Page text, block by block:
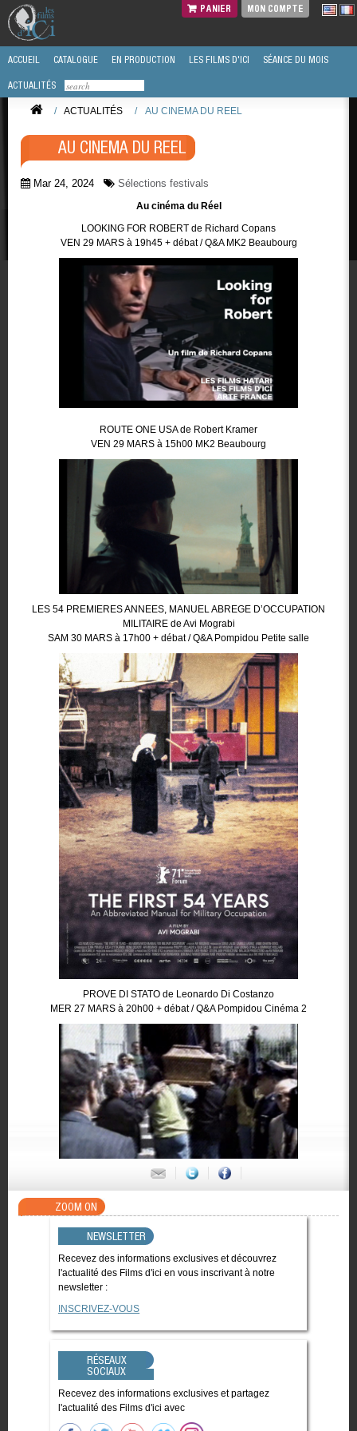
PANIER MON COMPTE
ACCUEIL CATALOGUE EN PRODUCTION LES FILMS D'ICI SÉANCE DU MOIS
ACTUALITÉS
/ ACTUALITÉS / AU CINEMA DU REEL
AU CINEMA DU REEL
Mar 24, 2024 Sélections festivals
Au cinéma du Réel
LOOKING FOR ROBERT de Richard Copans
VEN 29 MARS à 19h45 + débat / Q&A MK2 Beaubourg
ROUTE ONE USA de Robert Kramer
VEN 29 MARS à 15h00 MK2 Beaubourg
LES 54 PREMIERES ANNEES, MANUEL ABREGE D’OCCUPATION
MILITAIRE de Avi Mograbi
SAM 30 MARS à 17h00 + débat / Q&A Pompidou Petite salle
PROVE DI STATO de Leonardo Di Costanzo
MER 27 MARS à 20h00 + débat / Q&A Pompidou Cinéma 2
ZOOM ON
NEWSLETTER
Recevez des informations exclusives et découvrez
l'actualité des Films d'ici en vous inscrivant à notre
newsletter :
INSCRIVEZ-VOUS
RÉSEAUX
SOCIAUX
Recevez des informations exclusives et partagez
l'actualité des Films d'ici avec